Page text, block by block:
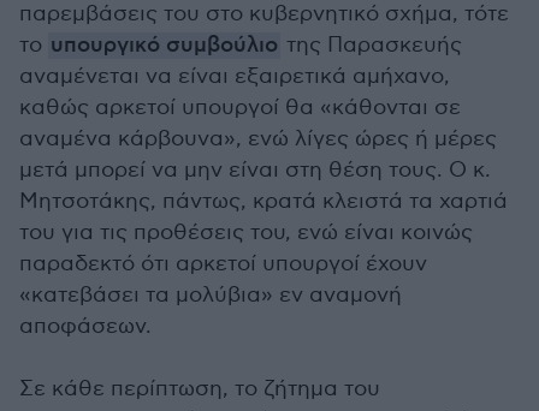
παρεμβάσεις του στο κυβερνητικό σχήμα, τότε
το υπουργικό συμβούλιο της Παρασκευής
αναμένεται να είναι εξαιρετικά αμήχανο,
καθώς αρκετοί υπουργοί θα «κάθονται σε
αναμένα κάρβουνα», ενώ λίγες ώρες ή μέρες
μετά μπορεί να μην είναι στη θέση τους. Ο κ.
Μητσοτάκης, πάντως, κρατά κλειστά τα χαρτιά
του για τις προθέσεις του, ενώ είναι κοινώς
παραδεκτό ότι αρκετοί υπουργοί έχουν
«κατεβάσει τα μολύβια» εν αναμονή
αποφάσεων.
Σε κάθε περίπτωση, το ζήτημα του